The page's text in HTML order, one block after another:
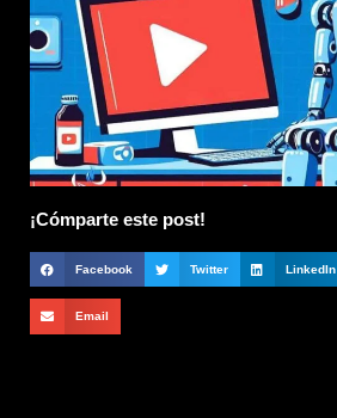
¡Cómparte este post!
Facebook Twitter LinkedIn
Email